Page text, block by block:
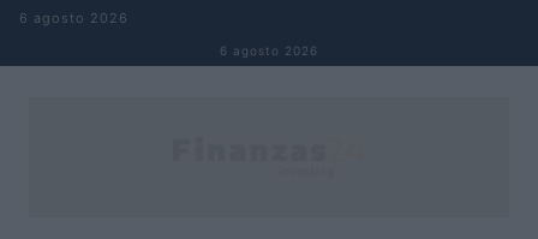
Saltar al contenido
6 agosto 2026
6 agosto 2026